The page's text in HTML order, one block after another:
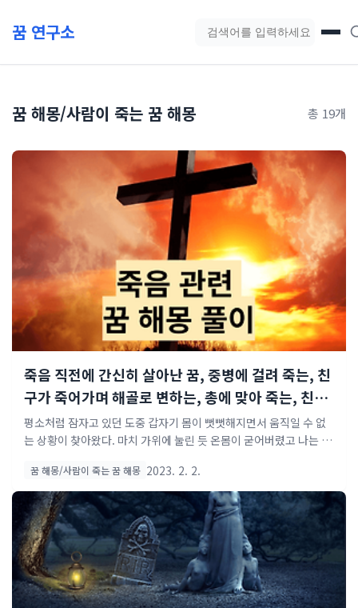
꿈 연구소 블로그 검색
꿈 해몽/사람이 죽는 꿈 해몽 총 19개
죽음 직전에 간신히 살아난 꿈, 중병에 걸려 죽는, 친
구가 죽어가며 해골로 변하는, 총에 맞아 죽는, 친척
이 죽는, 형의 죽음을 보는, 죽을 뻔하다가 깬, 맑은
물에 빠져 죽는 꿈 해몽 풀이 모음
평소처럼 잠자고 있던 도중 갑자기 몸이 뻣뻣해지면서 움직일 수 없
는 상황이 찾아왔다. 마치 가위에 눌린 듯 온몸이 굳어버렸고 나는 정
하게 사람 목소리가 들려왔다. "살려줘.." 분명 나한테 하는 소리였
다. 순간 내 머릿속엔 단 한 가지 생각만이 떠올랐다. '죽기 싫다' 이대
로 죽을 순 없다는 생각에 필사적으로 몸부림쳤다. 하지만 그럴수록
점점 더 목소리는 또렷해졌고 급기야 얼굴도 선명히 보였다. 너무 무
서워서 눈을 감고 싶었지만 감으면 영영 못 뜰까 봐 차마 감지 못했다.
그렇게 5분 정도 지났을까? 마침내 기적같이 의식이 돌아왔다. 그리
고 곧바로 거울 앞으로 달려가 확인해 보니 다행히 멀쩡했다. 이건 나
의 꿈 이야기입니다. 마치 꿈이 ..
꿈 해몽/사람이 죽는 꿈 해몽 2023. 2. 2.